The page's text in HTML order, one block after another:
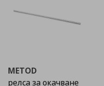
METOD
релса за окачване